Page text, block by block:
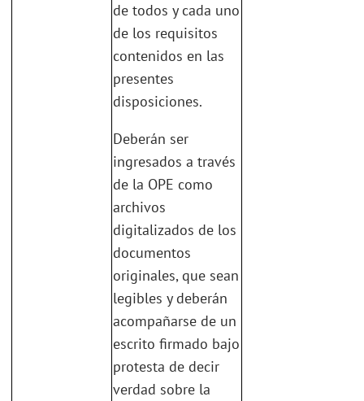
de todos y cada uno
de los requisitos
contenidos en las
presentes
disposiciones.
Deberán ser
ingresados a través
de la OPE como
archivos
digitalizados de los
documentos
originales, que sean
legibles y deberán
acompañarse de un
escrito firmado bajo
protesta de decir
verdad sobre la